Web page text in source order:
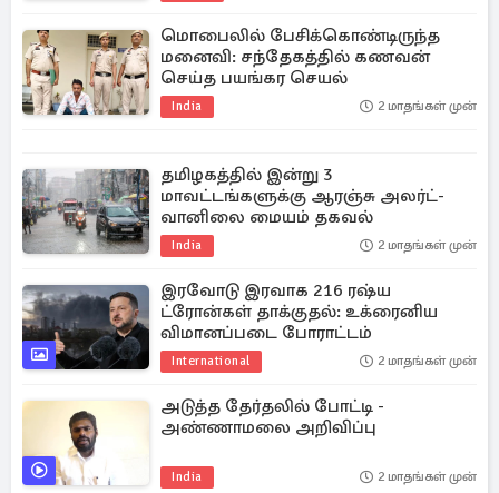
மொபைலில் பேசிக்கொண்டிருந்த
மனைவி: சந்தேகத்தில் கணவன்
செய்த பயங்கர செயல்
India 2 மாதங்கள் முன்
தமிழகத்தில் இன்று 3
மாவட்டங்களுக்கு ஆரஞ்சு அலர்ட்-
வானிலை மையம் தகவல்
India 2 மாதங்கள் முன்
இரவோடு இரவாக 216 ரஷ்ய
ட்ரோன்கள் தாக்குதல்: உக்ரைனிய
விமானப்படை போராட்டம்
International 2 மாதங்கள் முன்
அடுத்த தேர்தலில் போட்டி -
அண்ணாமலை அறிவிப்பு
India 2 மாதங்கள் முன்